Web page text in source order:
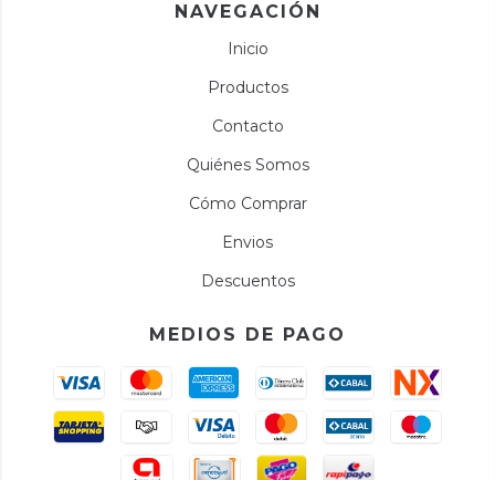
NAVEGACIÓN
Inicio
Productos
Contacto
Quiénes Somos
Cómo Comprar
Envios
Descuentos
MEDIOS DE PAGO